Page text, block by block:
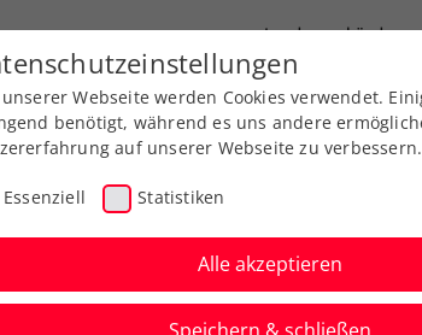
Landesverbände
Ausbildung Services
Webseite werden Cookies verwendet.
benötigt, während es uns andere
auf unserer Webseite zu verbessern.
Essenziell Statistiken
Alle akzeptieren